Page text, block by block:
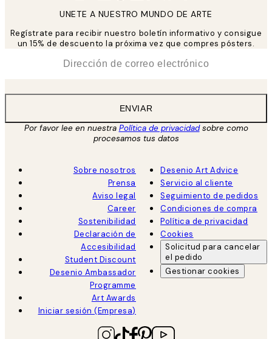
UNETE A NUESTRO MUNDO DE ARTE
Regístrate para recibir nuestro boletín informativo y consigue
un 15% de descuento la próxima vez que compres pósters.
ENVIAR
Por favor lee en nuestra Política de privacidadsobre como
procesamos tus datos
Sobre nosotros
Prensa
Aviso legal
Career
Sostenibilidad
Declaración de
Accesibilidad
Student Discount
Desenio Ambassador
Programme
Art Awards
Iniciar sesión (Empresa)
Desenio Art Advice
Servicio al cliente
Seguimiento de pedidos
Condiciones de compra
Política de privacidad
Cookies
Solicitud para cancelar
el pedido
Gestionar cookies